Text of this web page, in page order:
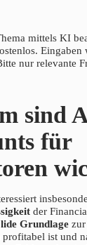
mittels KI
Eingaben
nur relevante
sind
für
der
Grundlage
profitabel ist und